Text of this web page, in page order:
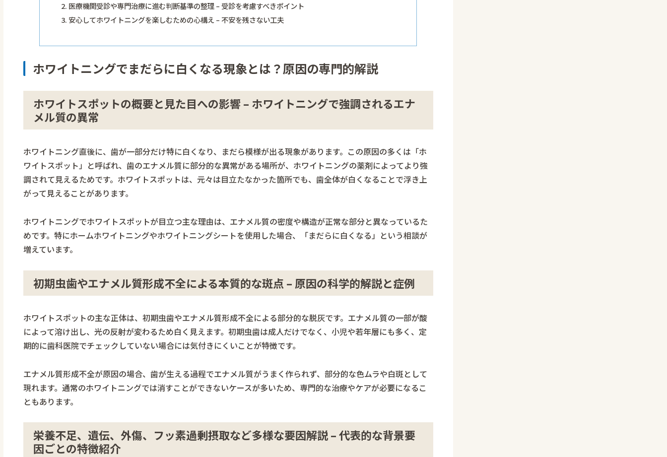
医療機関受診や専門治療に進む判断基準の整理 – 受診を考慮すべきポイント
安心してホワイトニングを楽しむための心構え – 不安を残さない工夫
ホワイトニングでまだらに白くなる現象とは？原因の専門的解説
ホワイトスポットの概要と見た目への影響 – ホワイトニングで強調されるエナ
メル質の異常
ホワイトニング直後に、歯が一部分だけ特に白くなり、まだら模様が出る現象があります。この原因の多くは「ホ
ワイトスポット」と呼ばれ、歯のエナメル質に部分的な異常がある場所が、ホワイトニングの薬剤によってより強
調されて見えるためです。ホワイトスポットは、元々は目立たなかった箇所でも、歯全体が白くなることで浮き上
がって見えることがあります。
ホワイトニングでホワイトスポットが目立つ主な理由は、エナメル質の密度や構造が正常な部分と異なっているた
めです。特にホームホワイトニングやホワイトニングシートを使用した場合、「まだらに白くなる」という相談が
増えています。
初期虫歯やエナメル質形成不全による本質的な斑点 – 原因の科学的解説と症例
ホワイトスポットの主な正体は、初期虫歯やエナメル質形成不全による部分的な脱灰です。エナメル質の一部が酸
によって溶け出し、光の反射が変わるため白く見えます。初期虫歯は成人だけでなく、小児や若年層にも多く、定
期的に歯科医院でチェックしていない場合には気付きにくいことが特徴です。
エナメル質形成不全が原因の場合、歯が生える過程でエナメル質がうまく作られず、部分的な色ムラや白斑として
現れます。通常のホワイトニングでは消すことができないケースが多いため、専門的な治療やケアが必要になるこ
ともあります。
栄養不足、遺伝、外傷、フッ素過剰摂取など多様な要因解説 – 代表的な背景要
因ごとの特徴紹介